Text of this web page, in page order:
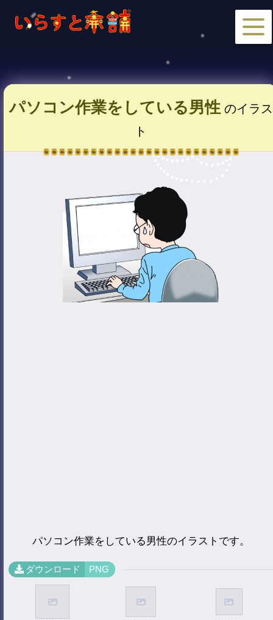
パソコン作業をしている男性のイラス
ト
パソコン作業をしている男性のイラストです。
ダウンロード PNG